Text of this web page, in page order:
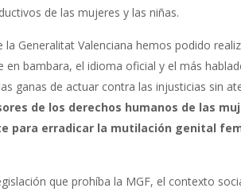
de las mujeres y las niñas.
la Generalitat Valenciana hemos podido
en bambara, el idioma oficial y el más
ganas de actuar contra las injusticias sin
de los derechos humanos de las
para erradicar la mutilación genital
que prohíba la MGF, el contexto